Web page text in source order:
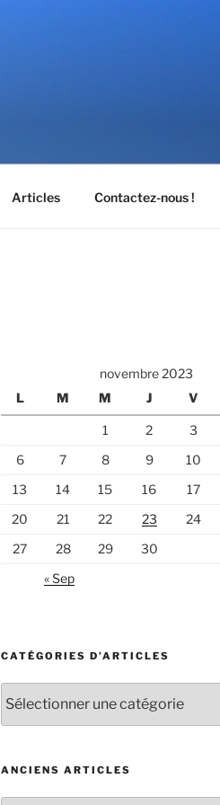
Articles Contactez-nous !
novembre 2023
L
M M J V
1 2 3
6
7 8 9 10
13
14 15 16 17
20
21 22 23 24
27
28 29
30
« Sep
CATÉGORIES D’ARTICLES
d’articles
ANCIENS ARTICLES